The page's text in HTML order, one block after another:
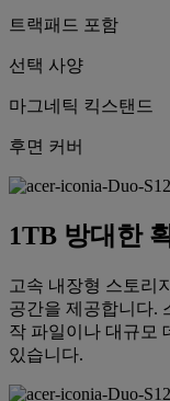
트랙패드 포함
선택 사양
마그네틱 킥스탠드
후면 커버
1TB 방대한
고속 내장형 스토리
공간을 제공합니다.
작 파일이나 대규모
있습니다.